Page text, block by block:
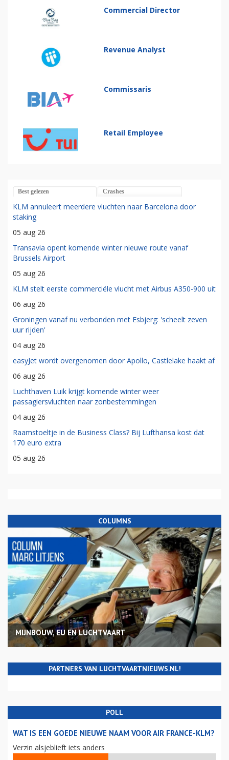
Commercial Director
Revenue Analyst
Commissaris
Retail Employee
Best gelezen Crashes
KLM annuleert meerdere vluchten naar Barcelona door
staking
05 aug 26
Transavia opent komende winter nieuwe route vanaf
Brussels Airport
05 aug 26
KLM stelt eerste commerciële vlucht met Airbus A350-900 uit
06 aug 26
Groningen vanaf nu verbonden met Esbjerg: 'scheelt zeven
uur rijden'
04 aug 26
easyJet wordt overgenomen door Apollo, Castlelake haakt af
06 aug 26
Luchthaven Luik krijgt komende winter weer
passagiersvluchten naar zonbestemmingen
04 aug 26
Raamstoeltje in de Business Class? Bij Lufthansa kost dat
170 euro extra
05 aug 26
COLUMNS
MIJNBOUW, EU EN LUCHTVAART
PARTNERS VAN LUCHTVAARTNIEUWS.NL!
POLL
WAT IS EEN GOEDE NIEUWE NAAM VOOR AIR FRANCE-KLM?
Verzin alsjeblieft iets anders